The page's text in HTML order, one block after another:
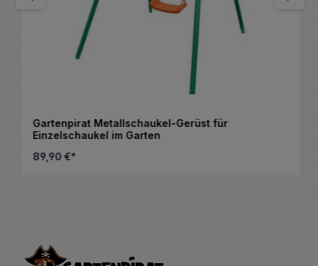
Gartenpirat Metallschaukel-Gerüst für
Einzelschaukel im Garten
89,90 €*